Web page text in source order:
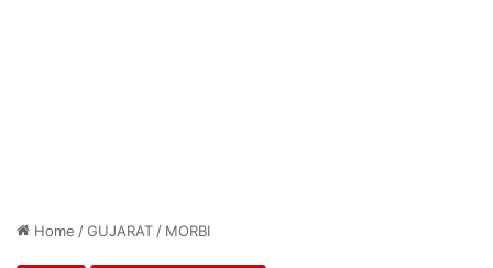
Home /GUJARAT / MORBI